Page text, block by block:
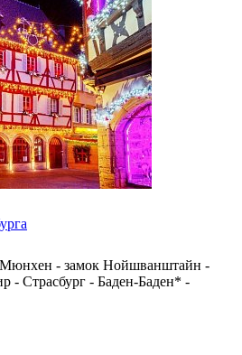
Мюнхен - замок Нойшванштайн -
- Страсбург - Баден-Баден* -